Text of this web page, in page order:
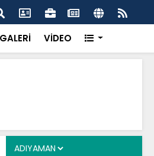
898 vatandaşa sıcak yemek
GALERİ VİDEO